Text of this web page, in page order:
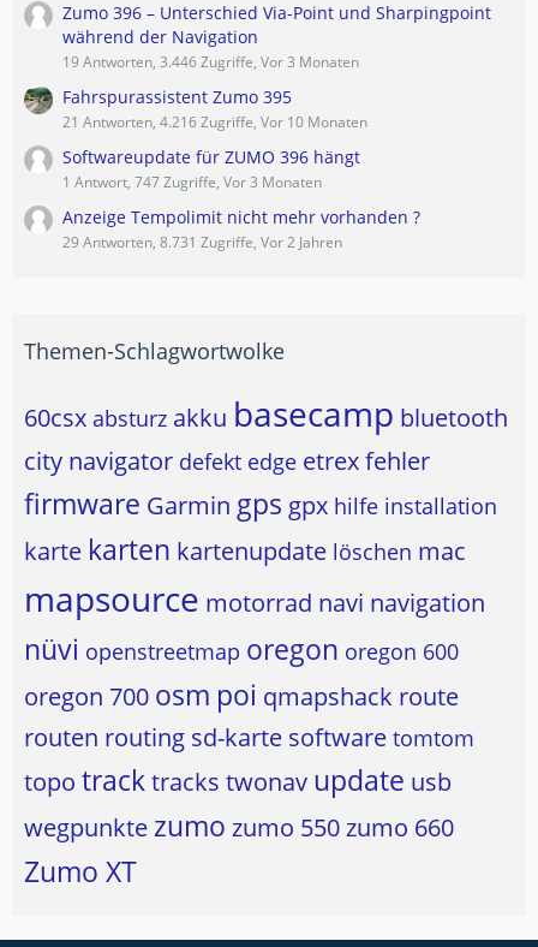
Zumo 396 – Unterschied Via-Point und Sharpingpoint
während der Navigation
19 Antworten, 3.446 Zugriffe, Vor 3 Monaten
Fahrspurassistent Zumo 395
21 Antworten, 4.216 Zugriffe, Vor 10 Monaten
Softwareupdate für ZUMO 396 hängt
1 Antwort, 747 Zugriffe, Vor 3 Monaten
Anzeige Tempolimit nicht mehr vorhanden ?
29 Antworten, 8.731 Zugriffe, Vor 2 Jahren
Themen-Schlagwortwolke
60csx absturz akku basecamp bluetooth
city navigator defekt edge etrexfehler
firmware Garmin gps gpx hilfe installation
karte karten kartenupdate löschen mac
mapsource motorrad navi navigation
nüvi openstreetmap oregon oregon 600
oregon 700 osm poi qmapshack route
routen routing sd-karte software tomtom
topo tracktracks twonav update usb
wegpunkte zumo zumo 550zumo 660
Zumo XT